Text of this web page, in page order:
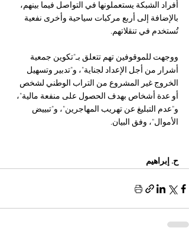
أفراد الشبكة يستعملونها في التواصل فيما بينهم،
بالإضافة إلى أربع مركبات سياحية وأخرى نفعية
تُستخدم في تنقلاتهم.
ووجهت للموقوفين تهم تتعلق بـ"تكوين جمعية
أشرار من أجل الإعداد لجناية"، و"تدبير وتسهيل
الخروج غير المشروع من التراب الوطني لشخص
أو عدة أشخاص بهدف الحصول على منفعة مالية"،
و"عدم التبليغ عن تهريب المهاجرين"، و"تبييض
الأموال"، وفق البيان.
ح. إبراهيم